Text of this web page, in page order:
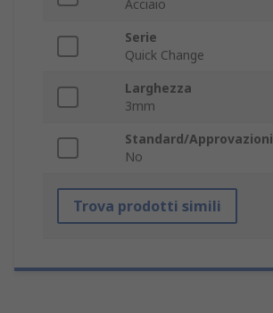
Acciaio
Serie
Quick Change
Larghezza
3mm
Standard/Approvazioni
No
Trova prodotti simili